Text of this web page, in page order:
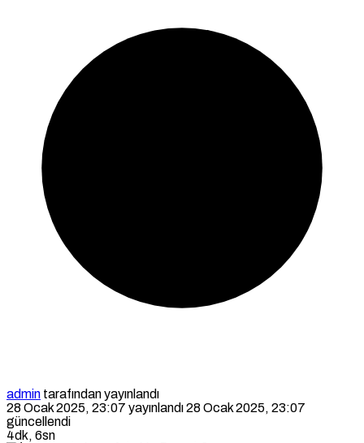
admin tarafından yayınlandı
28 Ocak 2025, 23:07 yayınlandı28 Ocak 2025, 23:07
güncellendi
4dk, 6sn